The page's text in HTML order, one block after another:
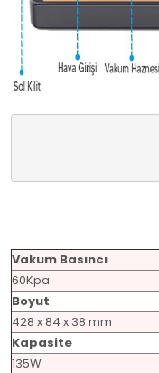
Vakum Basıncı
60Kpa
Boyut
428 x 84 x 38 mm
Kapasite
135W